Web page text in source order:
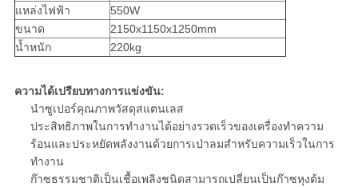
แหล่งไฟฟ้า
550W
ขนาด
2150x1150x1250mm
น้ำหนัก
220kg
ความได้เปรียบทางการแข่งขัน:
นำซูเปอร์คุณภาพวัสดุสแตนเลส
ประสิทธิภาพในการทำงานได้อย่างรวดเร็วของเครื่องทำความ
ร้อนและประหยัดพลังงานด้วยการเป่าลมสำหรับความเร็วในการ
ทำงาน
ก๊าซธรรมชาติเป็นเชื้อเพลิงชนิดสามารถเปลี่ยนเป็นก๊าซหุงต้ม